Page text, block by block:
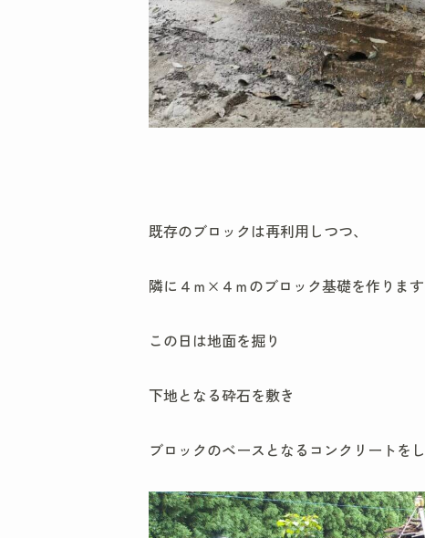
既存のブロックは再利用しつつ、
隣に４ｍ×４ｍのブロック基礎を作ります
この日は地面を掘り
下地となる砕石を敷き
ブロックのベースとなるコンクリートを